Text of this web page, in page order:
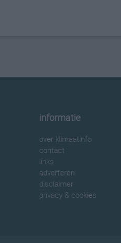
informatie
over klimaatinfo
contact
links
adverteren
disclaimer
privacy & cookies